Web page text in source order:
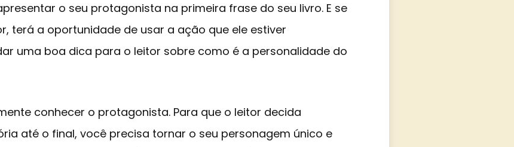
o seu protagonista na primeira frase do seu livro. E se
terá a oportunidade de usar a ação que ele estiver
uma boa dica para o leitor sobre como é a personalidade do
conhecer o protagonista. Para que o leitor decida
até o final, você precisa tornar o seu personagem único e